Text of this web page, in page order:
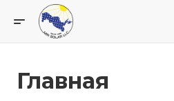
Главная